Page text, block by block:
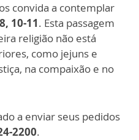
convida a contemplar
10-11. Esta passagem
religião não está
como jejuns e
na compaixão e no
a enviar seus pedidos
2200.